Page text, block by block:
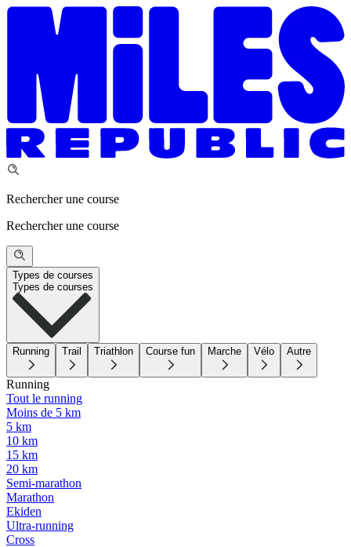
Rechercher une course
Rechercher une course
Types de courses
Types de courses
Running Trail Triathlon Course fun Marche Vélo Autre
Running
Tout le running
Moins de 5 km
5 km
10 km
15 km
20 km
Semi-marathon
Marathon
Ekiden
Ultra-running
Cross